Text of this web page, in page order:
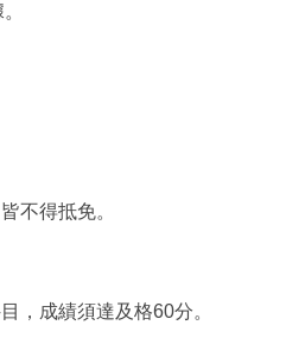
不得抵免。
，成績須達及格60分。